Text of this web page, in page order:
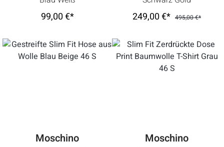
99,00 €* 249,00 €* 495,00 €*
Moschino Moschino